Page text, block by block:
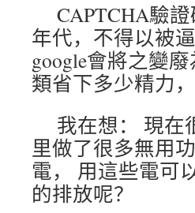
CAPTCHA驗
年代，不得以被
google會將之變
類省下多少精力
我在想： 現在
里做了很多無用
電， 用這些電可
的排放呢？